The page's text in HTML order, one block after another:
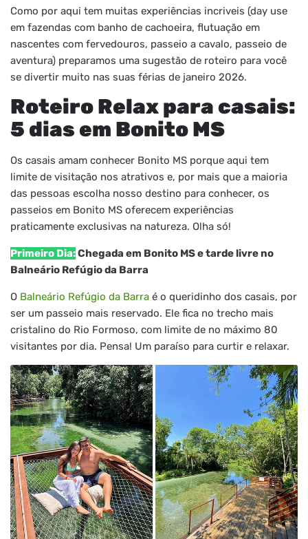
Como por aqui tem muitas experiências incriveis (day use
em fazendas com banho de cachoeira, flutuação em
nascentes com fervedouros, passeio a cavalo, passeio de
aventura) preparamos uma sugestão de roteiro para você
se divertir muito nas suas férias de janeiro 2026.
Roteiro Relax para casais:
5 dias em Bonito MS
Os casais amam conhecer Bonito MS porque aqui tem
limite de visitação nos atrativos e, por mais que a maioria
das pessoas escolha nosso destino para conhecer, os
passeios em Bonito MS oferecem experiências
praticamente exclusivas na natureza. Olha só!
Primeiro Dia:Chegada em Bonito MS e tarde livre no
Balneário Refúgio da Barra
O Balneário Refúgio da Barra é o queridinho dos casais, por
ser um passeio mais reservado. Ele fica no trecho mais
cristalino do Rio Formoso, com limite de no máximo 80
visitantes por dia. Pensa! Um paraíso para curtir e relaxar.